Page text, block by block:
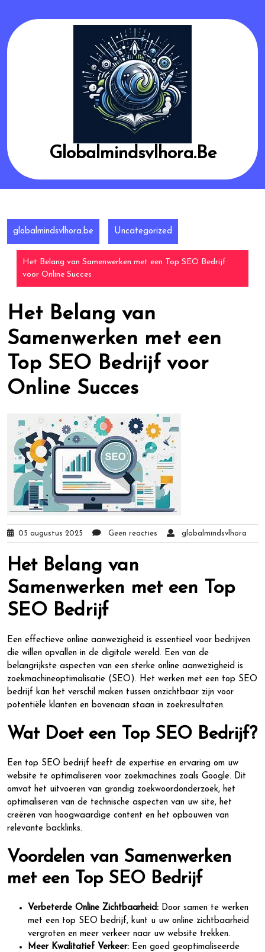
content
Globalmindsvlhora.be
globalmindsvlhora.be Uncategorized
Het Belang van Samenwerken met een Top SEO Bedrijf
voor Online Succes
Het Belang van
Samenwerken met een
Top SEO Bedrijf voor
Online Succes
05 augustus 2025 Geen reacties globalmindsvlhora
Het Belang van
Samenwerken met een Top
SEO Bedrijf
Een effectieve online aanwezigheid is essentieel voor bedrijven
die willen opvallen in de digitale wereld. Een van de
belangrijkste aspecten van een sterke online aanwezigheid is
zoekmachineoptimalisatie (SEO). Het werken met een top SEO
bedrijf kan het verschil maken tussen onzichtbaar zijn voor
potentiële klanten en bovenaan staan in zoekresultaten.
Wat Doet een Top SEO Bedrijf?
Een top SEO bedrijf heeft de expertise en ervaring om uw
website te optimaliseren voor zoekmachines zoals Google. Dit
omvat het uitvoeren van grondig zoekwoordonderzoek, het
optimaliseren van de technische aspecten van uw site, het
creëren van hoogwaardige content en het opbouwen van
relevante backlinks.
Voordelen van Samenwerken
met een Top SEO Bedrijf
Verbeterde Online Zichtbaarheid: Door samen te werken
met een top SEO bedrijf, kunt u uw online zichtbaarheid
vergroten en meer verkeer naar uw website trekken.
Meer Kwalitatief Verkeer: Een goed geoptimaliseerde